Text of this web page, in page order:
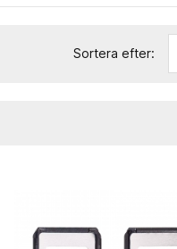
Sortera efter: